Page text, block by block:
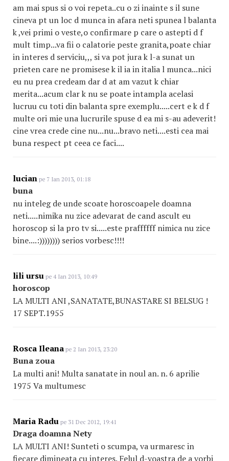
am mai spus si o voi repeta..cu o zi inainte s il sune
cineva pt un loc d munca in afara neti spunea l balanta
k ,vei primi o veste,o confirmare p care o astepti d f
mult timp...va fii o calatorie peste granita,poate chiar
in interes d serviciu,,, si va pot jura k l-a sunat un
prieten care ne promisese k il ia in italia l munca...nici
eu nu prea credeam dar d at am vazut k chiar
merita...acum clar k nu se poate intampla acelasi
lucruu cu toti din balanta spre exemplu.....cert e k d f
multe ori mie una lucrurile spuse d ea mi s-au adeverit!
cine vrea crede cine nu...nu...bravo neti....esti cea mai
buna respect pt ceea ce faci....
lucian pe 7 Ian 2013, 01:18
buna
nu inteleg de unde scoate horoscoapele doamna
neti.....nimika nu zice adevarat de cand ascult eu
horoscop si la pro tv si.....este praffffff nimica nu zice
bine....:)))))))) serios vorbesc!!!!
lili ursu pe 4 Ian 2013, 10:49
horoscop
LA MULTI ANI ,SANATATE,BUNASTARE SI BELSUG !
17 SEPT.1955
Rosca Ileana pe 2 Ian 2013, 23:20
Buna zoua
La multi ani! Multa sanatate in noul an. n. 6 aprilie
1975 Va multumesc
Maria Radu pe 31 Dec 2012, 19:41
Draga doamna Nety
LA MULTI ANI! Sunteti o scumpa, va urmaresc in
fiecare dimineata cu interes. Felul d-voastra de a vorbi